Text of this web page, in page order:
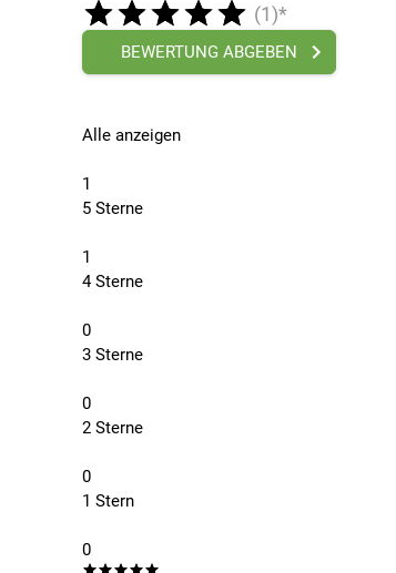
(1)*
BEWERTUNG ABGEBEN
Alle anzeigen
1
5 Sterne
1
4 Sterne
0
3 Sterne
0
2 Sterne
0
1 Stern
0